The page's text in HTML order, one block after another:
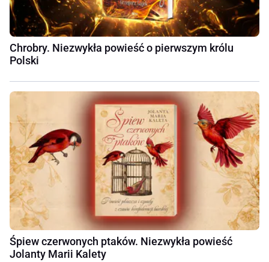
Chrobry. Niezwykła powieść o pierwszym królu
Polski
Śpiew czerwonych ptaków. Niezwykła powieść
Jolanty Marii Kalety